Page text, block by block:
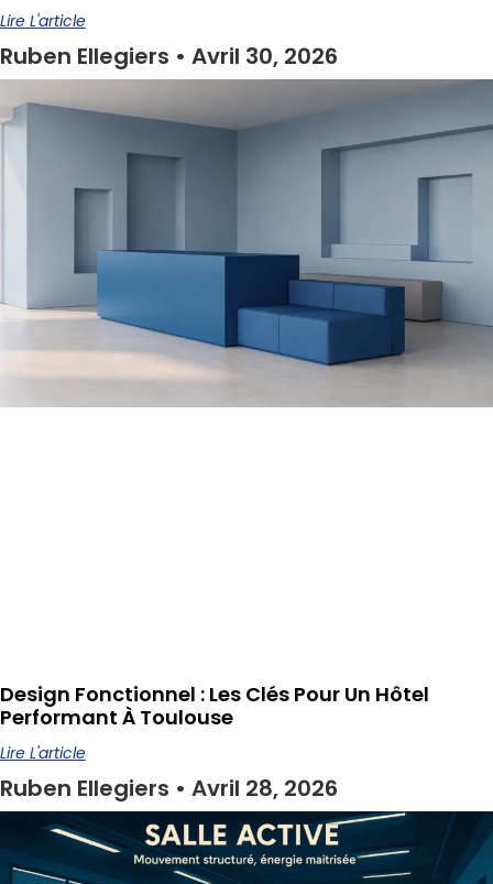
Lire L'article
Ruben Ellegiers Avril 30, 2026
Design Fonctionnel : Les Clés Pour Un Hôtel
Performant À Toulouse
Lire L'article
Ruben Ellegiers Avril 28, 2026